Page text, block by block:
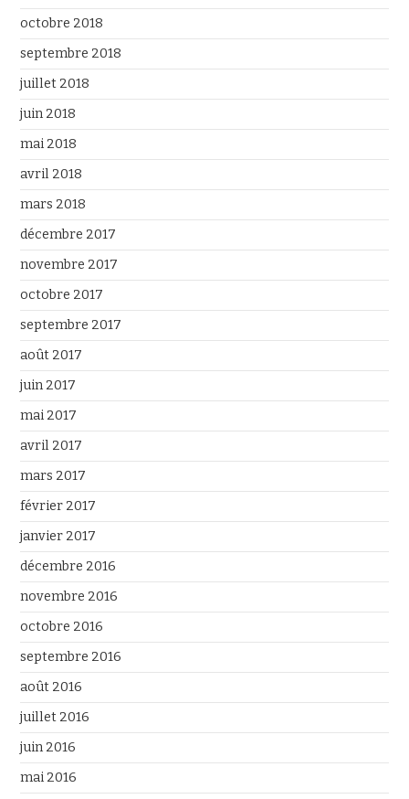
octobre 2018
septembre 2018
juillet 2018
juin 2018
mai 2018
avril 2018
mars 2018
décembre 2017
novembre 2017
octobre 2017
septembre 2017
août 2017
juin 2017
mai 2017
avril 2017
mars 2017
février 2017
janvier 2017
décembre 2016
novembre 2016
octobre 2016
septembre 2016
août 2016
juillet 2016
juin 2016
mai 2016